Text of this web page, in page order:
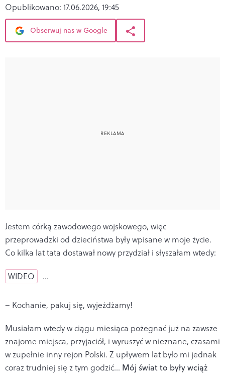
Opublikowano: 17.06.2026, 19:45
Obserwuj nas w Google
Jestem córką zawodowego wojskowego, więc
przeprowadzki od dzieciństwa były wpisane w moje życie.
Co kilka lat tata dostawał nowy przydział i słyszałam wtedy:
WIDEO …
– Kochanie, pakuj się, wyjeżdżamy!
Musiałam wtedy w ciągu miesiąca pożegnać już na zawsze
znajome miejsca, przyjaciół, i wyruszyć w nieznane, czasami
w zupełnie inny rejon Polski. Z upływem lat było mi jednak
coraz trudniej się z tym godzić… Mój świat to były wciąż